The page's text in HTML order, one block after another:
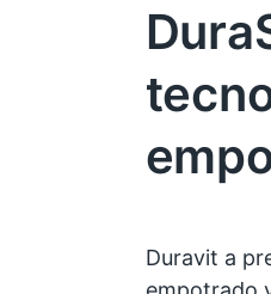
Duravit a